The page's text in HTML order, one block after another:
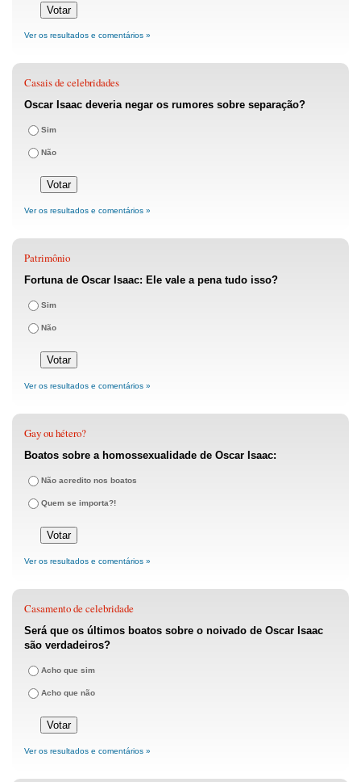
Ver os resultados e comentários »
Casais de celebridades
Oscar Isaac deveria negar os rumores sobre separação?
Sim
Não
Ver os resultados e comentários »
Patrimônio
Fortuna de Oscar Isaac: Ele vale a pena tudo isso?
Sim
Não
Ver os resultados e comentários »
Gay ou hétero?
Boatos sobre a homossexualidade de Oscar Isaac:
Não acredito nos boatos
Quem se importa?!
Ver os resultados e comentários »
Casamento de celebridade
Será que os últimos boatos sobre o noivado de Oscar Isaac
são verdadeiros?
Acho que sim
Acho que não
Ver os resultados e comentários »